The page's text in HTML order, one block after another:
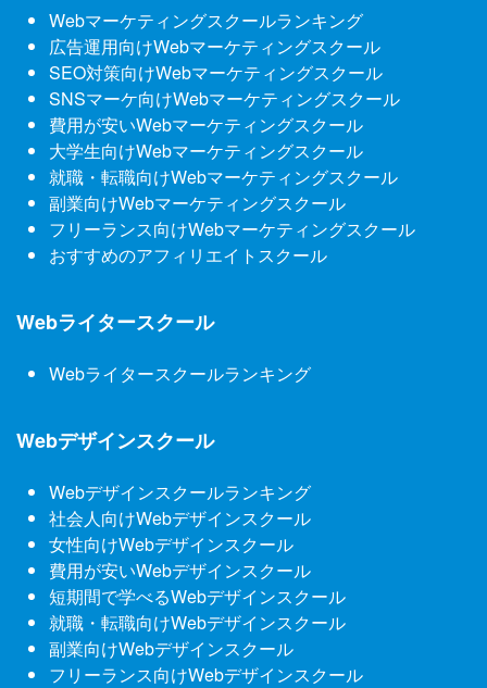
Webマーケティングスクールランキング
広告運用向けWebマーケティングスクール
SEO対策向けWebマーケティングスクール
SNSマーケ向けWebマーケティングスクール
費用が安いWebマーケティングスクール
大学生向けWebマーケティングスクール
就職・転職向けWebマーケティングスクール
副業向けWebマーケティングスクール
フリーランス向けWebマーケティングスクール
おすすめのアフィリエイトスクール
Webライタースクール
Webライタースクールランキング
Webデザインスクール
Webデザインスクールランキング
社会人向けWebデザインスクール
女性向けWebデザインスクール
費用が安いWebデザインスクール
短期間で学べるWebデザインスクール
就職・転職向けWebデザインスクール
副業向けWebデザインスクール
フリーランス向けWebデザインスクール